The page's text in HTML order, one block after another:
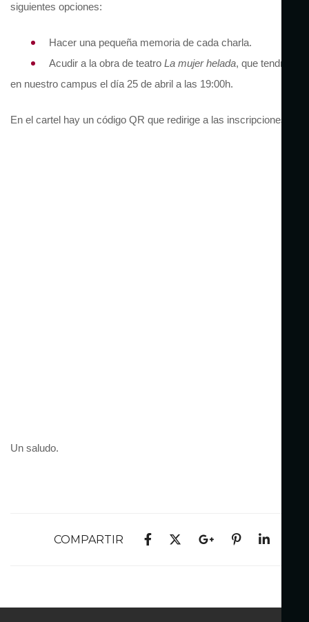
siguientes opciones:
Hacer una pequeña memoria de cada charla.
Acudir a la obra de teatro La mujer helada, que tendrá
en nuestro campus el día 25 de abril a las 19:00h.
En el cartel hay un código QR que redirige a las inscripciones.
Un saludo.
COMPARTIR